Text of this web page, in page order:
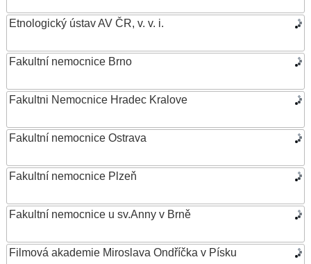
Etnologický ústav AV ČR, v. v. i.
Fakultní nemocnice Brno
Fakultni Nemocnice Hradec Kralove
Fakultní nemocnice Ostrava
Fakultní nemocnice Plzeň
Fakultní nemocnice u sv.Anny v Brně
Filmová akademie Miroslava Ondříčka v Písku